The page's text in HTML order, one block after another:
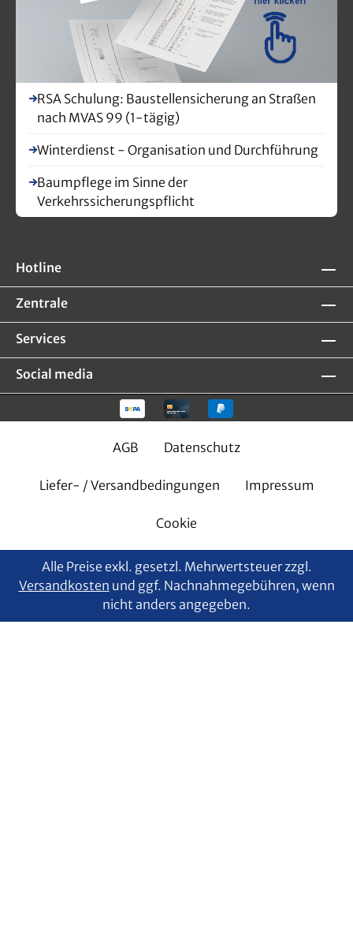
RSA Schulung: Baustellensicherung an Straßen
nach MVAS 99 (1-tägig)
Winterdienst - Organisation und Durchführung
Baumpflege im Sinne der
Verkehrssicherungspflicht
Hotline
Zentrale
Services
Social media
AGB Datenschutz
Liefer- / Versandbedingungen Impressum
Cookie
Alle Preise exkl. gesetzl. Mehrwertsteuer zzgl.
Versandkosten und ggf. Nachnahmegebühren, wenn
nicht anders angegeben.